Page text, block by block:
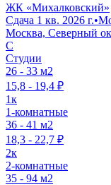
ЖК «Михалковский»
Сдача 1 кв. 2026 г.•
Москва, Северный
C
Студии
26 - 33 м2
15,8 - 19,4 ₽
1к
1-комнатные
36 - 41 м2
18,3 - 22,7 ₽
2к
2-комнатные
35 - 94 м2